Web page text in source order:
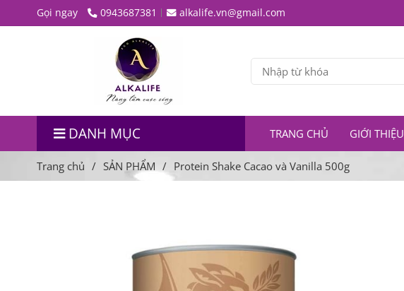
Gọi ngay 0943687381 alkalife.vn@gmail.com
DANH MỤC TRANG CHỦ GIỚI THIỆU
Trang chủ / SẢN PHẨM / Protein Shake Cacao và Vanilla 500g